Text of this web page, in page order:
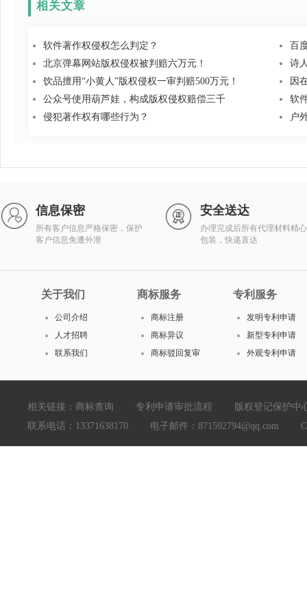
相关文章
软件著作权侵权怎么判定？
百
北京弹幕网站版权侵权被判赔六万元！
诗
饮品擅用“小黄人”版权侵权一审判赔500万元！
因
公众号使用葫芦娃，构成版权侵权赔偿三千
软
侵犯著作权有哪些行为？
户
信息保密
所有客户信息严格保密，保护
客户信息免遭外泄
安全送达
办理完成后所有代理材料精心
包装，快递直达
关于我们
公司介绍
人才招聘
联系我们
商标服务
商标注册
商标异议
商标驳回复审
专利服务
发明专利申请
新型专利申请
外观专利申请
相关链接： 商标查询 专利申请审批流程
版权登记保护中
联系电话：13371638170 电子邮件：871592794@qq.com